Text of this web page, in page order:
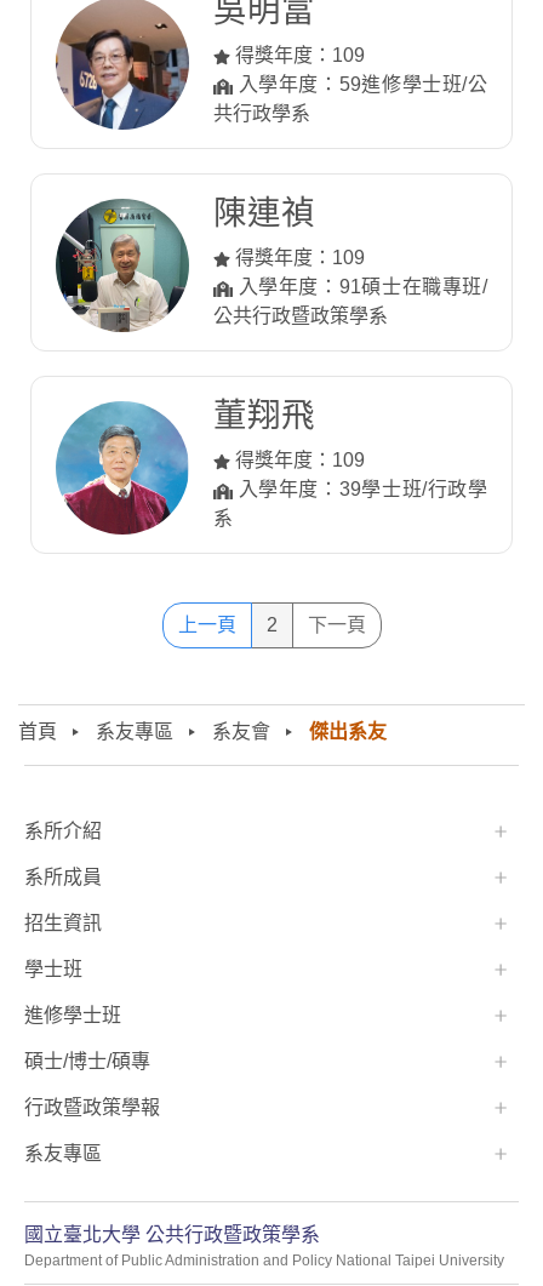
首頁 系友專區 系友會 傑出系友
吳明富
得獎年度：109
入學年度：59進修學士班/公
共行政學系
陳連禎
得獎年度：109
入學年度：91碩士在職專班/
公共行政暨政策學系
董翔飛
得獎年度：109
入學年度：39學士班/行政學
系
上一頁 2 下一頁
:::
國立臺北大學 公共行政暨政策學系
Department of Public Administration and Policy National Taipei University
系所介紹
系所成員
招生資訊
學士班⠀⠀
進修學士班
碩士/博士/碩專
行政暨政策學報
系友專區